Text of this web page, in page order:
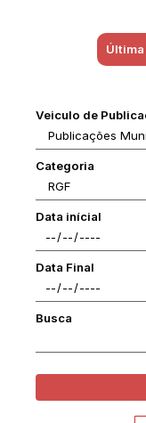
Veiculo de
Categoria
Data inícial
Data Final
Busca